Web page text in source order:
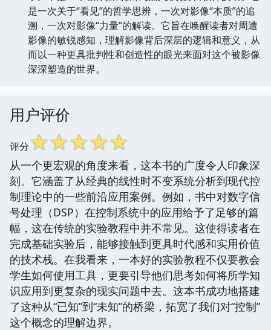
是一次关于“看见”的哲学思辨，一次对影像“本质”的追
溯，一次对影像“力量”的解读。它旨在唤醒读者对周遭
影像的敏锐感知，理解影像背后深层的逻辑和意义，从
而以一种更具批判性和创造性的眼光来面对这个被影像
深深塑造的世界。
用户评价
评分☆☆☆☆☆
从一个更宏观的角度来看，这本书的广度令人印象深
刻。它涵盖了从经典的线性时不变系统分析到现代控
制理论中的一些前沿应用案例。例如，书中对数字信
号处理（DSP）在控制系统中的应用给予了足够的篇
幅，这在传统的实验教程中并不常见。这使得读者在
完成基础实验后，能够接触到更具时代感和实用价值
的技术栈。在我看来，一本好的实验教程不仅要教会
学生如何使用工具，更要引导他们思考如何将所学知
识应用到更复杂的现实问题中去。这本书成功地搭建
了这种从“已知”到“未知”的桥梁，拓宽了我们对“控制”
这个概念的理解边界。